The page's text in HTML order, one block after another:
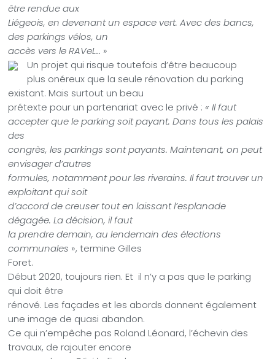
être rendue aux
Liégeois, en devenant un espace vert. Avec des bancs,
des parkings vélos, un
accès vers le RAVeL… »
Un projet qui risque toutefois d’être beaucoup
plus onéreux que la seule rénovation du parking
existant. Mais surtout un beau
prétexte pour un partenariat avec le privé :« Il faut
accepter que le parking soit payant. Dans tous les palais
des
congrès, les parkings sont payants. Maintenant, on peut
envisager d’autres
formules, notamment pour les riverains. Il faut trouver un
exploitant qui soit
d’accord de creuser tout en laissant l’esplanade
dégagée. La décision, il faut
la prendre demain, au lendemain des élections
communales », termine Gilles
Foret.
Début 2020, toujours rien. Et il n’y a pas que le parking
qui doit être
rénové. Les façades et les abords donnent également
une image de quasi abandon.
Ce qui n’empêche pas Roland Léonard, l’échevin des
travaux, de rajouter encore